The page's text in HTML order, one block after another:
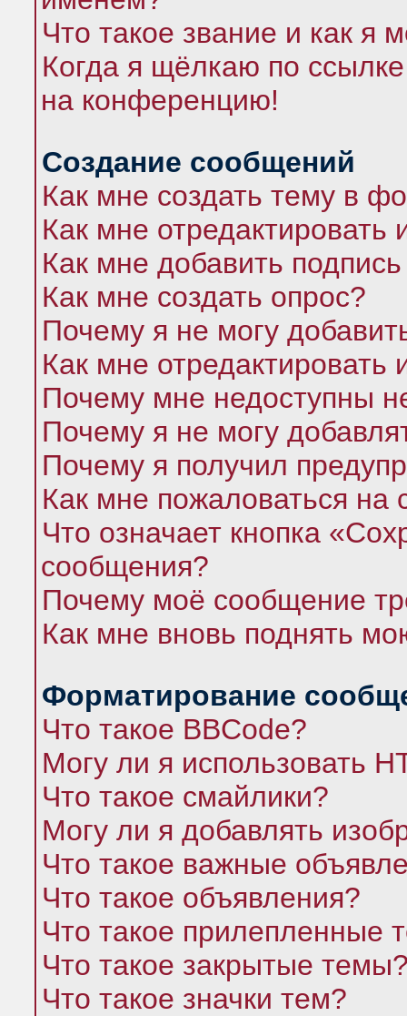
Что такое звание и как я
Когда я щёлкаю по
на конференцию!
Создание сообщений
Как мне создать тему в
Как мне
Как мне добавить
Как мне создать опрос?
Почему я не могу
Как мне отредактировать
Почему мне недоступны
Почему я не могу
Почему я получил
Как мне пожаловаться
Что означает кнопка
сообщения?
Почему моё сообщение
Как мне вновь поднять
Форматирование
Что такое BBCode?
Могу ли я использовать
Что такое смайлики?
Могу ли я добавлять
Что такое важные
Что такое объявления?
Что такое прилепленные
Что такое закрытые
Что такое значки тем?